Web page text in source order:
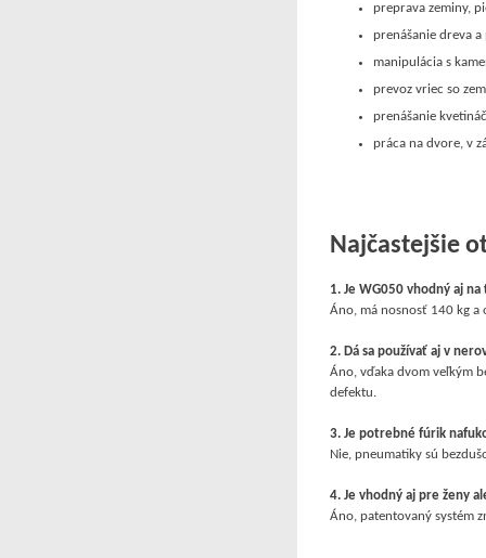
preprava zeminy,
prenášanie dreva
manipulácia s
prevoz vriec so
prenášanie
práca na dvore, v
Najčastejšie
1. Je WG050 vhodný aj
Áno, má nosnosť 140 kg
2. Dá sa používať aj v
Áno, vďaka dvom veľkým
defektu.
3. Je potrebné fúrik
Nie, pneumatiky sú
4. Je vhodný aj pre ženy
Áno, patentovaný systém